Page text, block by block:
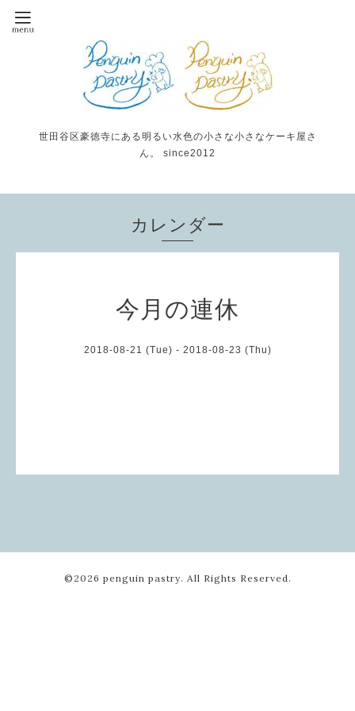
世田谷区豪徳寺にある明るい水色の小さな小さなケーキ屋さ
ん。 since2012
カレンダー
今月の連休
2018-08-21 (Tue) - 2018-08-23 (Thu)
©2026 penguin pastry. All Rights Reserved.